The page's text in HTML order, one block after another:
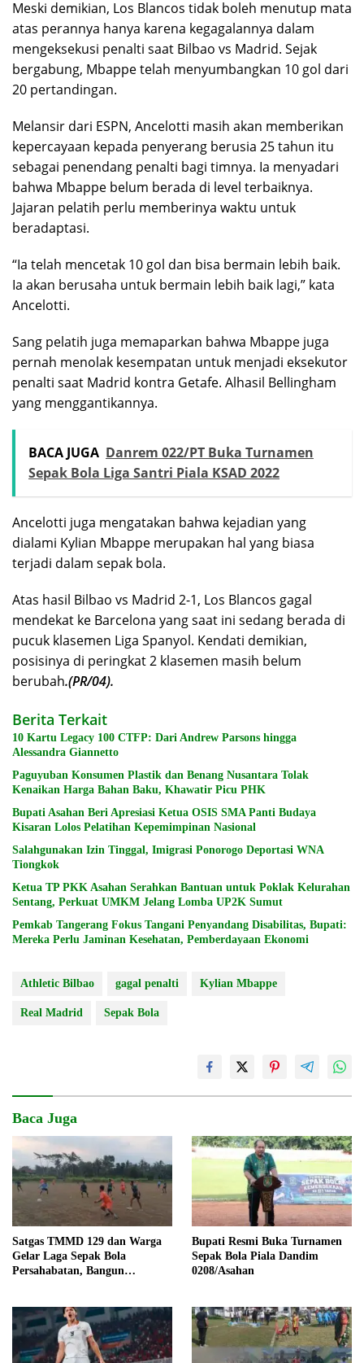
Meski demikian, Los Blancos tidak boleh menutup mata
atas perannya hanya karena kegagalannya dalam
mengeksekusi penalti saat Bilbao vs Madrid. Sejak
bergabung, Mbappe telah menyumbangkan 10 gol dari
20 pertandingan.
Melansir dari ESPN, Ancelotti masih akan memberikan
kepercayaan kepada penyerang berusia 25 tahun itu
sebagai penendang penalti bagi timnya. Ia menyadari
bahwa Mbappe belum berada di level terbaiknya.
Jajaran pelatih perlu memberinya waktu untuk
beradaptasi.
“Ia telah mencetak 10 gol dan bisa bermain lebih baik.
Ia akan berusaha untuk bermain lebih baik lagi,” kata
Ancelotti.
Sang pelatih juga memaparkan bahwa Mbappe juga
pernah menolak kesempatan untuk menjadi eksekutor
penalti saat Madrid kontra Getafe. Alhasil Bellingham
yang menggantikannya.
BACA JUGA Danrem 022/PT Buka Turnamen
Sepak Bola Liga Santri Piala KSAD 2022
Ancelotti juga mengatakan bahwa kejadian yang
dialami Kylian Mbappe merupakan hal yang biasa
terjadi dalam sepak bola.
Atas hasil Bilbao vs Madrid 2-1, Los Blancos gagal
mendekat ke Barcelona yang saat ini sedang berada di
pucuk klasemen Liga Spanyol. Kendati demikian,
posisinya di peringkat 2 klasemen masih belum
berubah.(PR/04).
Berita Terkait
10 Kartu Legacy 100 CTFP: Dari Andrew Parsons hingga
Alessandra Giannetto
Paguyuban Konsumen Plastik dan Benang Nusantara Tolak
Kenaikan Harga Bahan Baku, Khawatir Picu PHK
Bupati Asahan Beri Apresiasi Ketua OSIS SMA Panti Budaya
Kisaran Lolos Pelatihan Kepemimpinan Nasional
Salahgunakan Izin Tinggal, Imigrasi Ponorogo Deportasi WNA
Tiongkok
Ketua TP PKK Asahan Serahkan Bantuan untuk Poklak Kelurahan
Sentang, Perkuat UMKM Jelang Lomba UP2K Sumut
Pemkab Tangerang Fokus Tangani Penyandang Disabilitas, Bupati:
Mereka Perlu Jaminan Kesehatan, Pemberdayaan Ekonomi
Athletic Bilbao gagal penalti Kylian Mbappe
Real Madrid Sepak Bola
Baca Juga
Satgas TMMD 129 dan Warga
Gelar Laga Sepak Bola
Persahabatan, Bangun
Bupati Resmi Buka Turnamen
Sepak Bola Piala Dandim
0208/Asahan